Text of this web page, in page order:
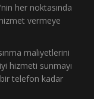
her noktasında
vermeye
maliyetlerini
hizmeti sunmayı
telefon kadar